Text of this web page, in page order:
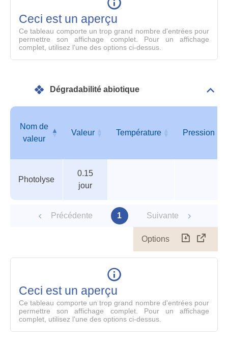
Ceci est un aperçu
Ce tableau comporte un trop grand nombre d'entrées pour
permettre son affichage complet. Pour un affichage
complet, utilisez l'une des options ci-dessus.
Dégradabilité abiotique
des
Nom de
valeur
Valeur Température Pression
valeur
Photolyse
0.15
jour
Précédente 1 Suivante
Options
le
Ceci est un aperçu
Ce tableau comporte un trop grand nombre d'entrées pour
permettre son affichage complet. Pour un affichage
complet, utilisez l'une des options ci-dessus.